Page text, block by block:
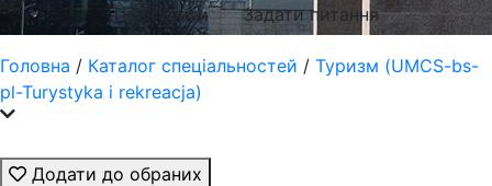
Поступити
Задати питання
Головна / Каталог спеціальностей / Туризм (UMCS-bs-
pl-Turystyka i rekreacja)
Додати до обраних